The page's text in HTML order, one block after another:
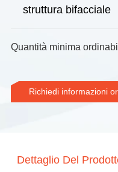
struttura bifacciale
Quantità minima
Richiedi informazioni
Dettaglio Del